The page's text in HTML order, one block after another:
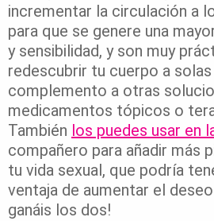
incrementar la circulación a
para que se genere una
y sensibilidad, y son muy
redescubrir tu cuerpo a
complemento a otras
medicamentos tópicos o
También los puedes usar en
compañero para añadir más
tu vida sexual, que podría
ventaja de aumentar el
ganáis los dos!